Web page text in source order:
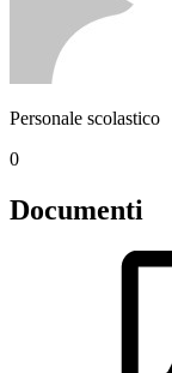
Personale scolastico
0
Documenti